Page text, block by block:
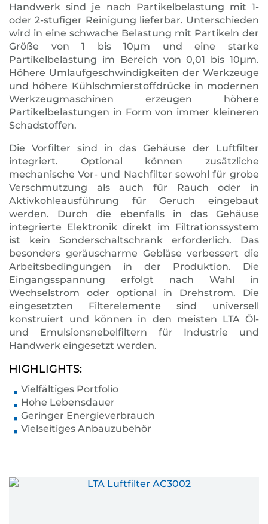
Handwerk sind je nach Partikelbelastung mit 1-
oder 2-stufiger Reinigung lieferbar. Unterschieden
wird in eine schwache Belastung mit Partikeln der
Größe von 1 bis 10μm und eine starke
Partikelbelastung im Bereich von 0,01 bis 10μm.
Höhere Umlaufgeschwindigkeiten der Werkzeuge
und höhere Kühlschmierstoffdrücke in modernen
Werkzeugmaschinen erzeugen höhere
Partikelbelastungen in Form von immer kleineren
Schadstoffen.
Die Vorfilter sind in das Gehäuse der Luftfilter
integriert. Optional können zusätzliche
mechanische Vor- und Nachfilter sowohl für grobe
Verschmutzung als auch für Rauch oder in
Aktivkohleausführung für Geruch eingebaut
werden. Durch die ebenfalls in das Gehäuse
integrierte Elektronik direkt im Filtrationssystem
ist kein Sonderschaltschrank erforderlich. Das
besonders geräuscharme Gebläse verbessert die
Arbeitsbedingungen in der Produktion. Die
Eingangsspannung erfolgt nach Wahl in
Wechselstrom oder optional in Drehstrom. Die
eingesetzten Filterelemente sind universell
konstruiert und können in den meisten LTA Öl-
und Emulsionsnebelfiltern für Industrie und
Handwerk eingesetzt werden.
HIGHLIGHTS:
Vielfältiges Portfolio
Hohe Lebensdauer
Geringer Energieverbrauch
Vielseitiges Anbauzubehör